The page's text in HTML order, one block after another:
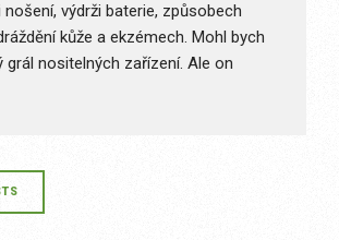
výdrži baterie, způsobech
kůže a ekzémech. Mohl bych
grál nositelných zařízení. Ale on